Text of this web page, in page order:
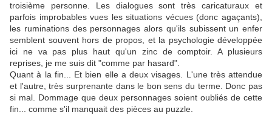
troisième personne. Les dialogues sont très caricaturaux et
parfois improbables vues les situations vécues (donc agaçants),
les ruminations des personnages alors qu'ils subissent un enfer
semblent souvent hors de propos, et la psychologie développée
ici ne va pas plus haut qu'un zinc de comptoir. A plusieurs
reprises, je me suis dit "comme par hasard".
Quant à la fin... Et bien elle a deux visages. L'une très attendue
et l'autre, très surprenante dans le bon sens du terme. Donc pas
si mal. Dommage que deux personnages soient oubliés de cette
fin... comme s'il manquait des pièces au puzzle.